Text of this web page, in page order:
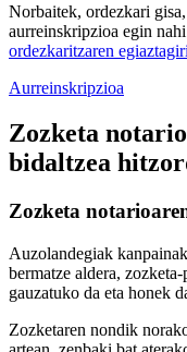
Norbaitek, ordezkari
aurreinskripzioa egin
ordezkaritzaren
Aurreinskripzioa
Zozketa
bidaltzea
Zozketa
Auzolandegiak
bermatze aldera,
gauzatuko da eta honek
Zozketaren nondik